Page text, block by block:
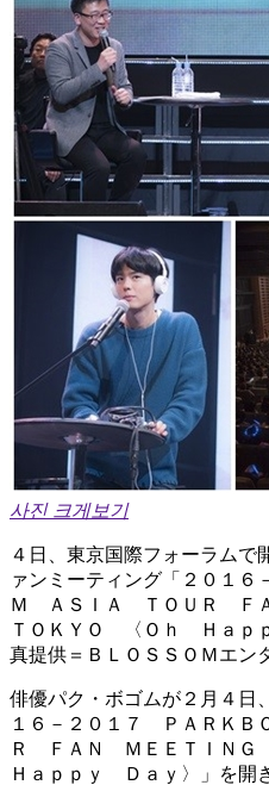
사진 크게보기
４日、東京国際フォーラムで
ァンミーティング「２０１
Ｍ ＡＳＩＡ ＴＯＵＲ Ｆ
ＴＯＫＹＯ 〈Ｏｈ Ｈａｐ
真提供＝ＢＬＯＳＳＯＭエン
俳優パク・ボゴムが２月４日
１６－２０１７ ＰＡＲＫ
Ｒ ＦＡＮ ＭＥＥＴＩＮ
Ｈａｐｐｙ Ｄａｙ〉」を開